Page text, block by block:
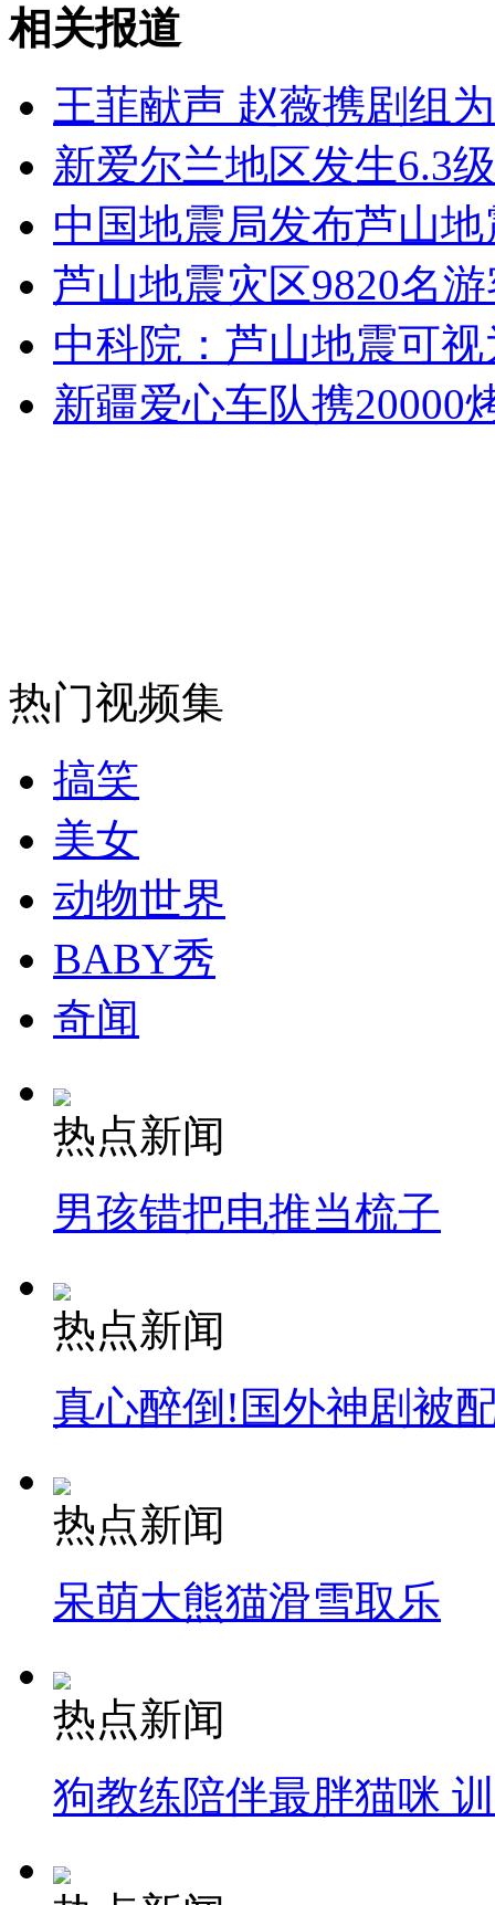
山西运城恶犬咬伤多人 警民合力深夜将其击毙
女孩北京地铁殴打老人 痛下狠手拳打脚踢
无痛分娩是否安全 医生回应
外交部：反对强权政治霸凌主义
外交部：有关国家言论片面不公正
纽约上演“枕头大战”
司机酒驾遇交警 急速倒车逃窜
相关报道
王菲献声 赵薇携剧组
新爱尔兰地区发生6.3
中国地震局发布芦山
芦山地震灾区9820名
中科院：芦山地震可
新疆爱心车队携20000
热门视频集
搞笑
美女
动物世界
BABY秀
奇闻
热点新闻
男孩错把电推当梳子
热点新闻
真心醉倒!国外神剧被
热点新闻
呆萌大熊猫滑雪取乐
热点新闻
狗教练陪伴最胖猫咪